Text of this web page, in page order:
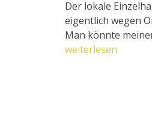
Der lokale
eigentlich wegen
Man könnte
weiterlesen